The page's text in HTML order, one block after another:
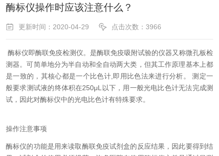
酶标仪操作时应该注意什么？
更新时间：2020-04-29 点击次数：3966
酶标仪即酶联免疫检测仪。是酶联免疫吸附试验的仪器又称微孔板检
测器。可简单地分为半自动和全自动两大类，但其工作原理基本上都
是一致的，其核心都是一个比色计,即用比色法来进行分析。 测定一
般要求测试液的终体积在250μL以下，用一般光电比色计无法完成测
试，因此对酶标仪中的光电比色计有特殊要求。
操作注意事项
酶标仪的功能是用来读取酶联免疫试剂盒的反应结果，因此要得到结